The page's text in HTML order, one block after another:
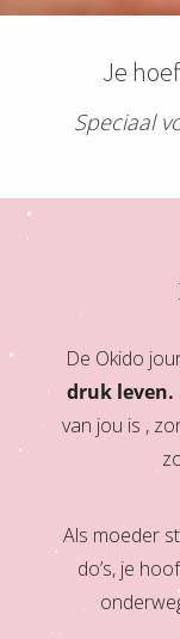
Je
Speciaal
De Okido
druk leven.
van jou is ,
Als moeder
do’s, je
over
van
te
website-